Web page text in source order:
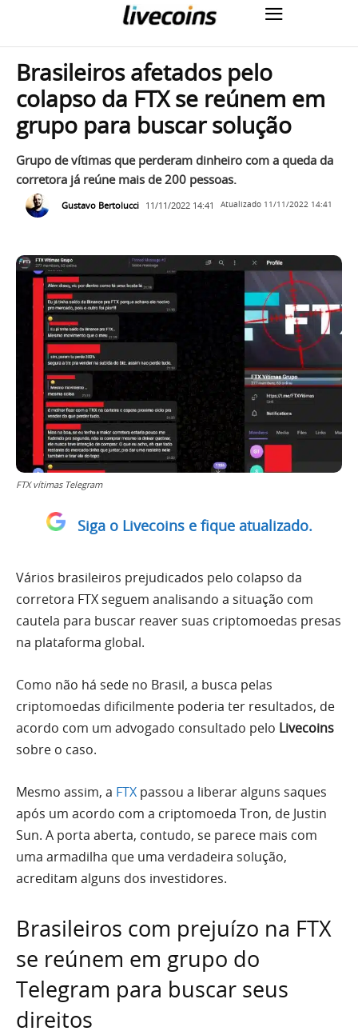
Brasileiros afetados pelo
colapso da FTX se reúnem em
grupo para buscar solução
Grupo de vítimas que perderam dinheiro com a queda da
corretora já reúne mais de 200 pessoas.
Gustavo Bertolucci 11/11/2022 14:41 Atualizado 11/11/2022 14:41
FTX vítimas Telegram
Siga o Livecoins e fique atualizado.
Vários brasileiros prejudicados pelo colapso da
corretora FTX seguem analisando a situação com
cautela para buscar reaver suas criptomoedas presas
na plataforma global.
Como não há sede no Brasil, a busca pelas
criptomoedas dificilmente poderia ter resultados, de
acordo com um advogado consultado pelo Livecoins
sobre o caso.
Mesmo assim, a FTX passou a liberar alguns saques
após um acordo com a criptomoeda Tron, de Justin
Sun. A porta aberta, contudo, se parece mais com
uma armadilha que uma verdadeira solução,
acreditam alguns dos investidores.
Brasileiros com prejuízo na FTX
se reúnem em grupo do
Telegram para buscar seus
direitos